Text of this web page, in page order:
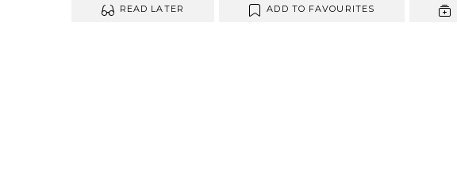
READ LATER ADD TO FAVOURITES